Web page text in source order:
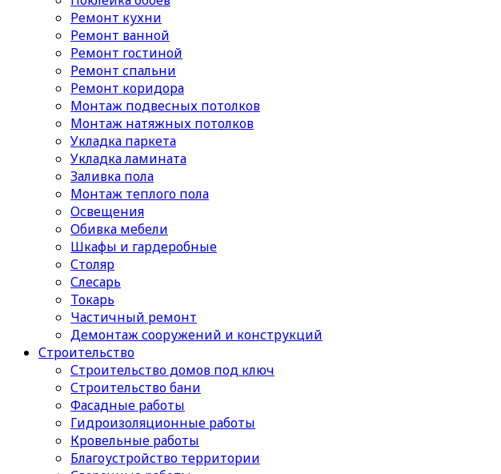
Ремонт кухни
Ремонт ванной
Ремонт гостиной
Ремонт спальни
Ремонт коридора
Монтаж подвесных потолков
Монтаж натяжных потолков
Укладка паркета
Укладка ламината
Заливка пола
Монтаж теплого пола
Освещения
Обивка мебели
Шкафы и гардеробные
Столяр
Слесарь
Токарь
Частичный ремонт
Демонтаж сооружений и конструкций
Строительство
Строительство домов под ключ
Строительство бани
Фасадные работы
Гидроизоляционные работы
Кровельные работы
Благоустройство территории